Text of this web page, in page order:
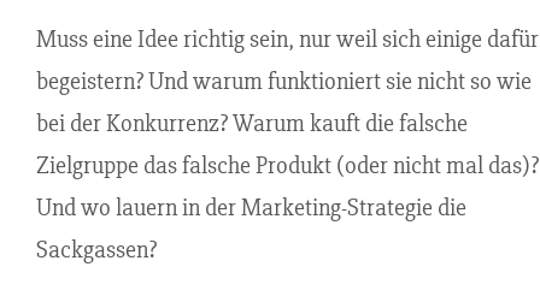
Muss eine Idee richtig sein, nur weil sich einige dafür
begeistern? Und warum funktioniert sie nicht so wie
bei der Konkurrenz? Warum kauft die falsche
Zielgruppe das falsche Produkt (oder nicht mal das)?
Und wo lauern in der Marketing-Strategie die
Sackgassen?